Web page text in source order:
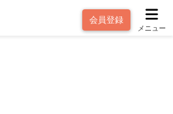
会員登録
メニュー